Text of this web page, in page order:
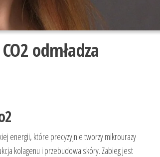
odmładza
energii, które precyzyjnie tworzy mikrourazy
kolagenu i przebudowa skóry. Zabieg jest